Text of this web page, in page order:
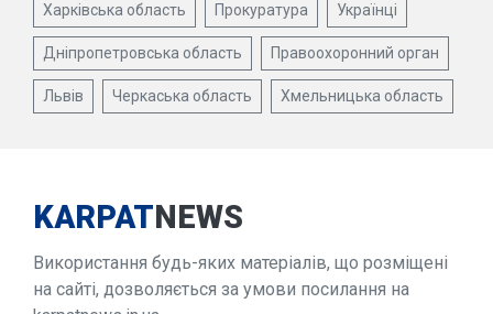
Харківська область Прокуратура Українці
Дніпропетровська область Правоохоронний орган
Львів Черкаська область Хмельницька область
KARPATNEWS
Використання будь-яких матеріалів, що розміщені
на сайті, дозволяється за умови посилання на